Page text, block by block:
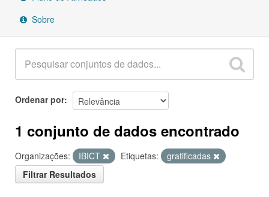
Sobre
Ordenar por
1 conjunto de dados encontrado
Organizações: IBICT Etiquetas:
gratificadas
Filtrar Resultados